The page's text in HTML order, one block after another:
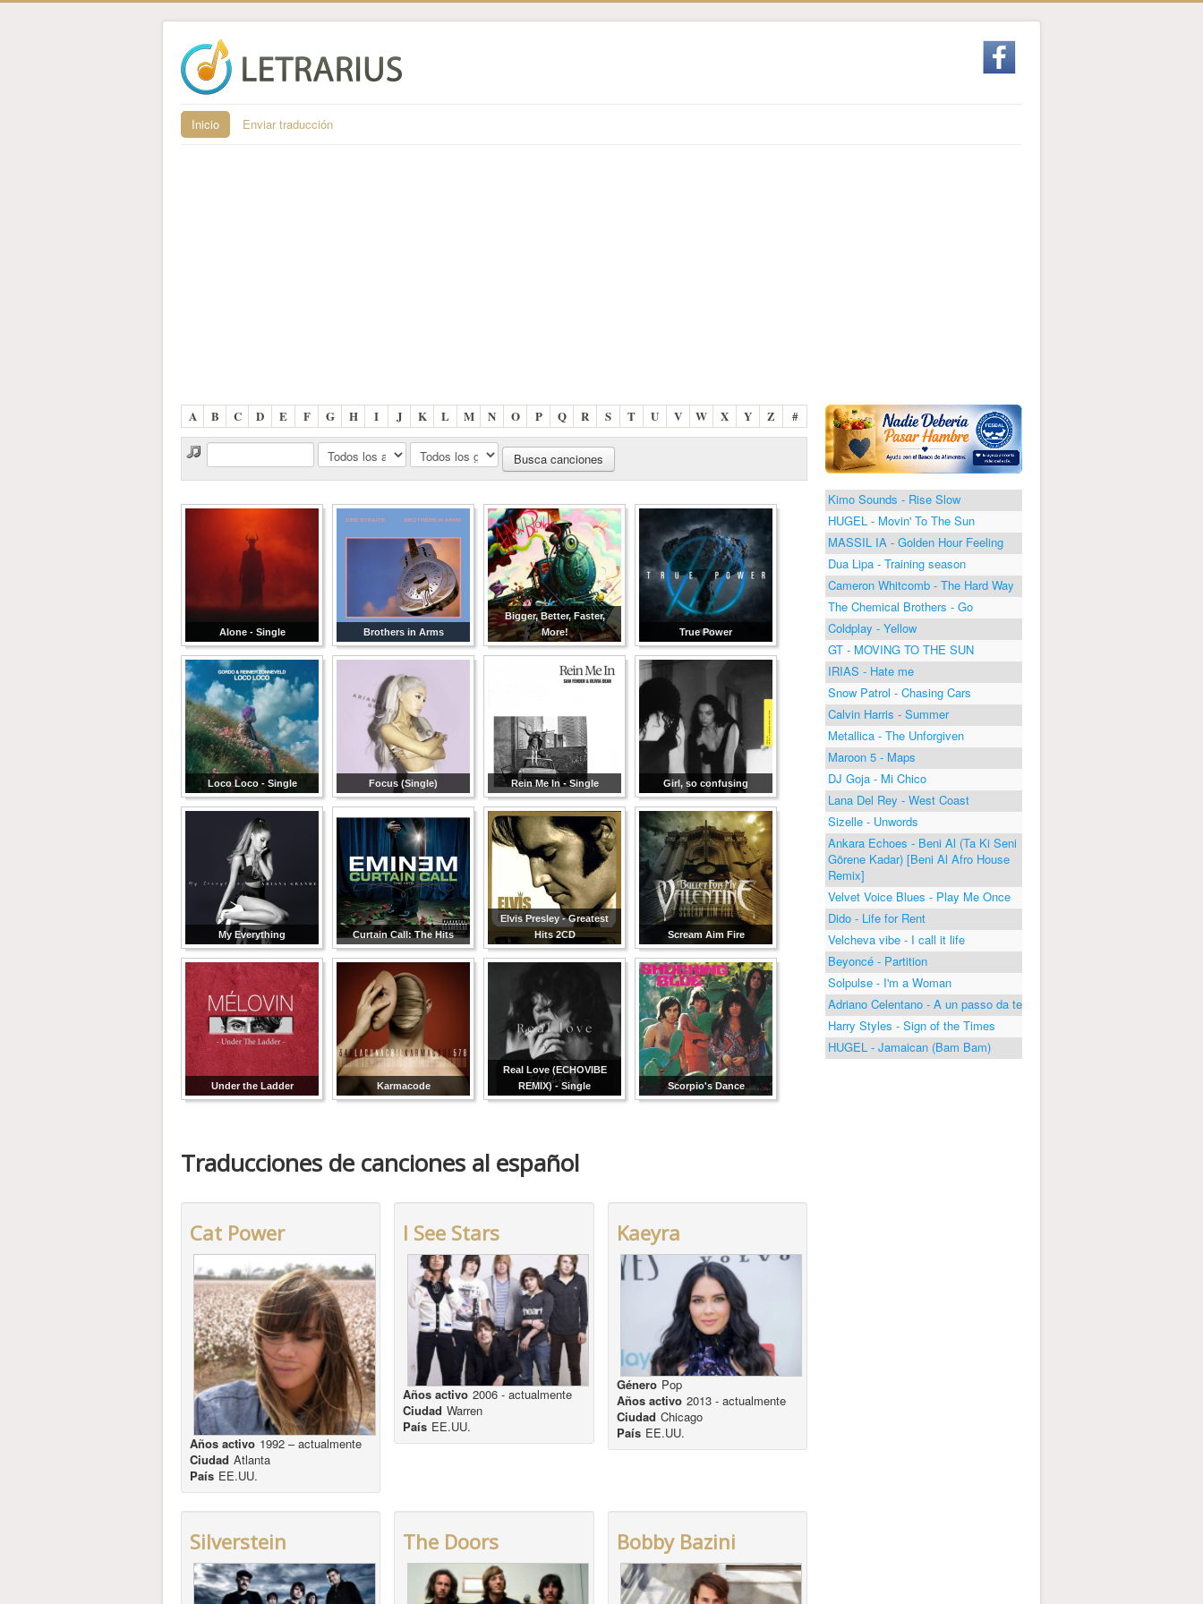
Inicio Enviar traducción
A B C D E F G H I J K L M N O P Q R S T U V W X Y Z #
Alone - Single Brothers in Arms
Bigger, Better, Faster,
More!
True Power
Loco Loco - Single Focus (Single) Rein Me In - Single Girl, so confusing
My Everything Curtain Call: The Hits
Elvis Presley - Greatest
Hits 2CD
Scream Aim Fire
Under the Ladder Karmacode
Real Love (ECHOVIBE
REMIX) - Single
Scorpio's Dance
Traducciones de canciones al español
Cat Power
Años activo 1992 – actualmente
Ciudad Atlanta
País EE.UU.
I See Stars
Años activo 2006 - actualmente
Ciudad Warren
País EE.UU.
Kaeyra
Género Pop
Años activo 2013 - actualmente
Ciudad Chicago
País EE.UU.
Silverstein The Doors Bobby Bazini
Kimo Sounds - Rise Slow
HUGEL - Movin' To The Sun
MASSIL IA - Golden Hour Feeling
Dua Lipa - Training season
Cameron Whitcomb - The Hard Way
The Chemical Brothers - Go
Coldplay - Yellow
GT - MOVING TO THE SUN
IRIAS - Hate me
Snow Patrol - Chasing Cars
Calvin Harris - Summer
Metallica - The Unforgiven
Maroon 5 - Maps
DJ Goja - Mi Chico
Lana Del Rey - West Coast
Sizelle - Unwords
Ankara Echoes - Beni Al (Ta Ki Seni
Görene Kadar) [Beni Al Afro House
Remix]
Velvet Voice Blues - Play Me Once
Dido - Life for Rent
Velcheva vibe - I call it life
Beyoncé - Partition
Solpulse - I'm a Woman
Adriano Celentano - A un passo da te
Harry Styles - Sign of the Times
HUGEL - Jamaican (Bam Bam)